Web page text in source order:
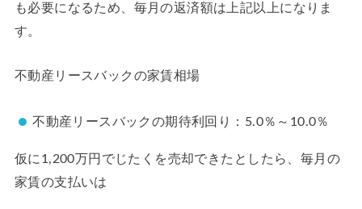
も必要になるため、毎月の返済額は上記以上になりま
す。
不動産リースバックの家賃相場
不動産リースバックの期待利回り：5.0％～10.0％
仮に1,200万円でじたくを売却できたとしたら、毎月の
家賃の支払いは